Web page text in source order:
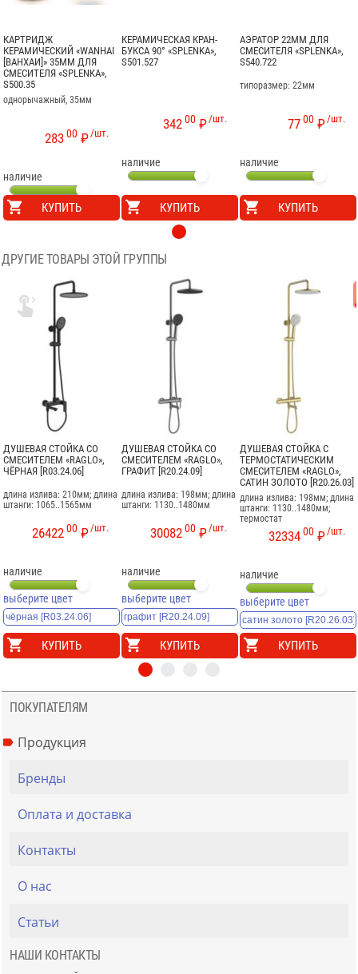
КАРТРИДЖ
КЕРАМИЧЕСКИЙ «WANHAI
[ВАНХАИ]» 35ММ ДЛЯ
СМЕСИТЕЛЯ «SPLENKA»,
S500.35
однорычажный, 35мм
/шт.
28300 ₽
наличие
КУПИТЬ
КЕРАМИЧЕСКАЯ КРАН-
БУКСА 90° «SPLENKA»,
S501.527
/шт.
34200 ₽
наличие
КУПИТЬ
АЭРАТОР 22ММ ДЛЯ
СМЕСИТЕЛЯ «SPLENKA»,
S540.722
типоразмер: 22мм
/шт.
7700 ₽
наличие
КУПИТЬ
ДРУГИЕ ТОВАРЫ ЭТОЙ ГРУППЫ
ДУШЕВАЯ СТОЙКА СО
СМЕСИТЕЛЕМ «RAGLO»,
ЧЁРНАЯ [R03.24.06]
длина излива: 210мм; длина
штанги: 1065..1565мм
/шт.
2642200 ₽
наличие
выберите цвет
КУПИТЬ
ДУШЕВАЯ СТОЙКА СО
СМЕСИТЕЛЕМ «RAGLO»,
ГРАФИТ [R20.24.09]
длина излива: 198мм; длина
штанги: 1130..1480мм
/шт.
3008200 ₽
наличие
выберите цвет
КУПИТЬ
ДУШЕВАЯ СТОЙКА С
ТЕРМОСТАТИЧЕСКИМ
СМЕСИТЕЛЕМ «RAGLO»,
САТИН ЗОЛОТО [R20.26.03]
длина излива: 198мм; длина
штанги: 1130..1480мм;
термостат
/шт.
3233400 ₽
наличие
выберите цвет
КУПИТЬ

ПОКУПАТЕЛЯМ
Продукция
Бренды
Оплата и доставка
Контакты
О нас
Статьи
НАШИ КОНТАКТЫ